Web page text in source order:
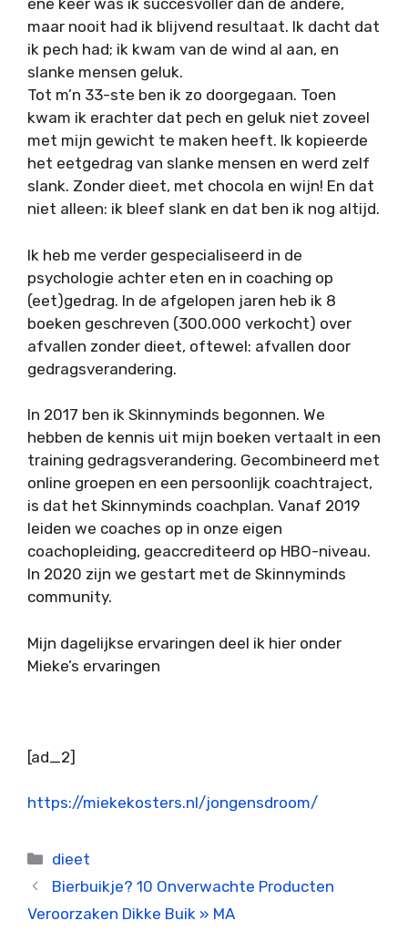
ene keer was ik succesvoller dan de andere,
maar nooit had ik blijvend resultaat. Ik dacht dat
ik pech had; ik kwam van de wind al aan, en
slanke mensen geluk.
Tot m’n 33-ste ben ik zo doorgegaan. Toen
kwam ik erachter dat pech en geluk niet zoveel
met mijn gewicht te maken heeft. Ik kopieerde
het eetgedrag van slanke mensen en werd zelf
slank. Zonder dieet, met chocola en wijn! En dat
niet alleen: ik bleef slank en dat ben ik nog altijd.
Ik heb me verder gespecialiseerd in de
psychologie achter eten en in coaching op
(eet)gedrag. In de afgelopen jaren heb ik 8
boeken geschreven (300.000 verkocht) over
afvallen zonder dieet, oftewel: afvallen door
gedragsverandering.
In 2017 ben ik Skinnyminds begonnen. We
hebben de kennis uit mijn boeken vertaalt in een
training gedragsverandering. Gecombineerd met
online groepen en een persoonlijk coachtraject,
is dat het Skinnyminds coachplan. Vanaf 2019
leiden we coaches op in onze eigen
coachopleiding, geaccrediteerd op HBO-niveau.
In 2020 zijn we gestart met de Skinnyminds
community.
Mijn dagelijkse ervaringen deel ik hier onder
Mieke’s ervaringen
[ad_2]
https://miekekosters.nl/jongensdroom/
Categorieën
dieet
Bierbuikje? 10 Onverwachte Producten
Veroorzaken Dikke Buik » MA